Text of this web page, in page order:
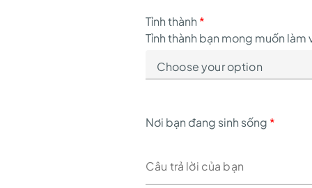
Tỉnh thành *
Tỉnh thành bạn mong muốn làm
Nơi bạn đang sinh sống *